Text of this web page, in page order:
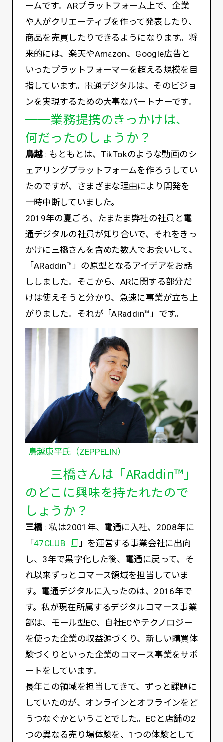
ームです。ARプラットフォーム上で、企業
や人がクリエーティブを作って発表したり、
商品を売買したりできるようになります。将
来的には、楽天やAmazon、Google広告と
いったプラットフォーマ―を超える規模を目
指しています。電通デジタルは、そのビジョ
ンを実現するための大事なパートナーです。
──業務提携のきっかけは、
何だったのしょうか？
鳥越: もともとは、TikTokのような動画のシ
ェアリングプラットフォームを作ろうしてい
たのですが、さまざまな理由により開発を
一時中断していました。
2019年の夏ごろ、たまたま弊社の社員と電
通デジタルの社員が知り合いで、それをきっ
かけに三橋さんを含めた数人でお会いして、
「ARaddin™️」の原型となるアイデアをお話
ししました。そこから、ARに関する部分だ
けは使えそうと分かり、急速に事業が立ち上
がりました。それが「ARaddin™️」です。
鳥越康平氏（ZEPPELIN）
──三橋さんは「ARaddin™️」
のどこに興味を持たれたので
しょうか？
三橋: 私は2001年、電通に入社、2008年に
「47CLUB 別ウィンドウで開く
」を運営する事業会社に出向
し、3年で黒字化した後、電通に戻って、そ
れ以来ずっとコマース領域を担当していま
す。電通デジタルに入ったのは、2016年で
す。私が現在所属するデジタルコマース事業
部は、モール型EC、自社ECやテクノロジー
を使った企業の収益源づくり、新しい購買体
験づくりといった企業のコマース事業をサポ
ートをしています。
長年この領域を担当してきて、ずっと課題に
していたのが、オンラインとオフラインをど
うつなぐかということでした。ECと店舗の2
つの異なる売り場体験を、1つの体験として